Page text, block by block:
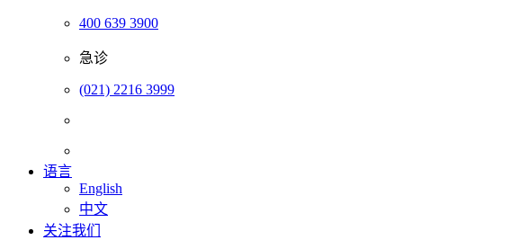
400 639 3900
急诊
(021) 2216 3999
语言
English
中文
关注我们